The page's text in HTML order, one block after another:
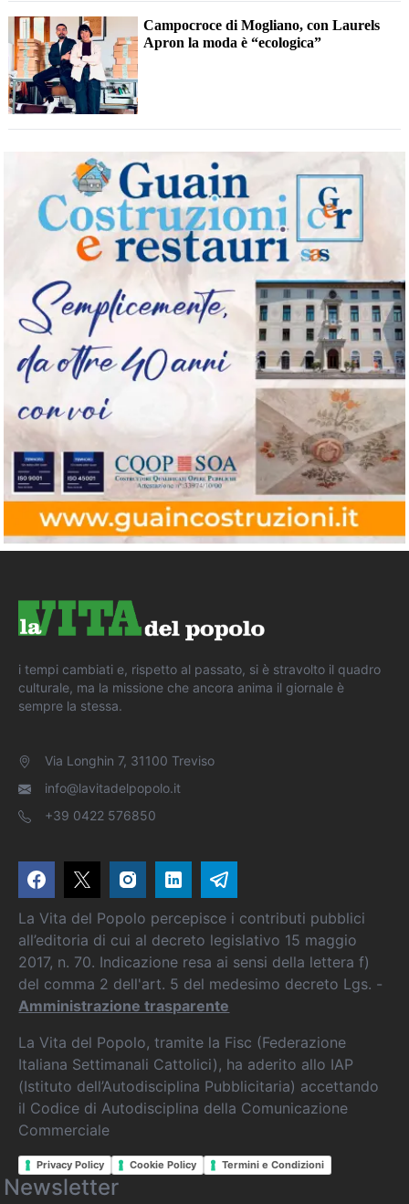
Campocroce di Mogliano, con Laurels
Apron la moda è “ecologica”
i tempi cambiati e, rispetto al passato, si è stravolto il quadro
culturale, ma la missione che ancora anima il giornale è
sempre la stessa.
Via Longhin 7, 31100 Treviso
info@lavitadelpopolo.it
+39 0422 576850
La Vita del Popolo percepisce i contributi pubblici
all’editoria di cui al decreto legislativo 15 maggio
2017, n. 70. Indicazione resa ai sensi della lettera f)
del comma 2 dell'art. 5 del medesimo decreto Lgs. -
Amministrazione trasparente
La Vita del Popolo, tramite la Fisc (Federazione
Italiana Settimanali Cattolici), ha aderito allo IAP
(Istituto dell’Autodisciplina Pubblicitaria) accettando
il Codice di Autodisciplina della Comunicazione
Commerciale
Privacy Policy Cookie Policy Termini e Condizioni
Newsletter